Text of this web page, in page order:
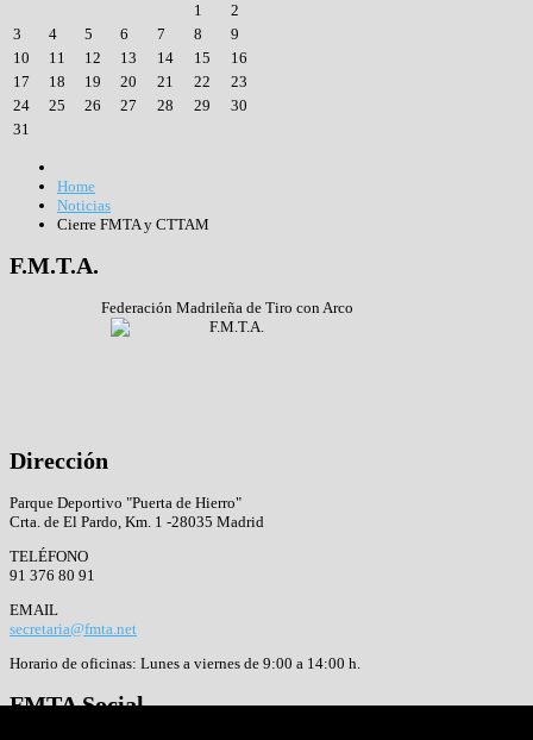
1
2
3
4 5 6 7 8
9
10
11 12 13 14 15
16
17
18 19 20 21 22
23
24
25 26 27 28 29
30
31
Home
Noticias
Cierre FMTA y CTTAM
F.M.T.A.
Federación Madrileña de Tiro con Arco
Dirección
Parque Deportivo "Puerta de Hierro"
Crta. de El Pardo, Km. 1 -28035 Madrid
TELÉFONO
91 376 80 91
EMAIL
secretaria@fmta.net
Horario de oficinas: Lunes a viernes de 9:00 a 14:00 h.
FMTASocial